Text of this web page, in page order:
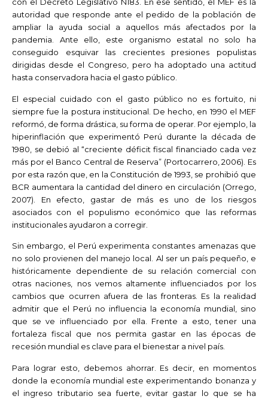
con el Decreto Legislativo N183. En ese sentido, el MEF es la
autoridad que responde ante el pedido de la población de
ampliar la ayuda social a aquellos más afectados por la
pandemia. Ante ello, este organismo estatal no solo ha
conseguido esquivar las crecientes presiones populistas
dirigidas desde el Congreso, pero ha adoptado una actitud
hasta conservadora hacia el gasto público.
El especial cuidado con el gasto público no es fortuito, ni
siempre fue la postura institucional. De hecho, en 1990 el MEF
reformó, de forma drástica, su forma de operar. Por ejemplo, la
hiperinflación que experimentó Perú durante la década de
1980, se debió al “creciente déficit fiscal financiado cada vez
más por el Banco Central de Reserva” (Portocarrero, 2006). Es
por esta razón que, en la Constitución de 1993, se prohibió que
BCR aumentara la cantidad del dinero en circulación (Orrego,
2007). En efecto, gastar de más es uno de los riesgos
asociados con el populismo económico que las reformas
institucionales ayudaron a corregir.
Sin embargo, el Perú experimenta constantes amenazas que
no solo provienen del manejo local. Al ser un país pequeño, e
históricamente dependiente de su relación comercial con
otras naciones, nos vemos altamente influenciados por los
cambios que ocurren afuera de las fronteras. Es la realidad
admitir que el Perú no influencia la economía mundial, sino
que se ve influenciado por ella. Frente a esto, tener una
fortaleza fiscal que nos permita gastar en las épocas de
recesión mundial es clave para el bienestar a nivel país.
Para lograr esto, debemos ahorrar. Es decir, en momentos
donde la economía mundial este experimentando bonanza y
el ingreso tributario sea fuerte, evitar gastar lo que se ha